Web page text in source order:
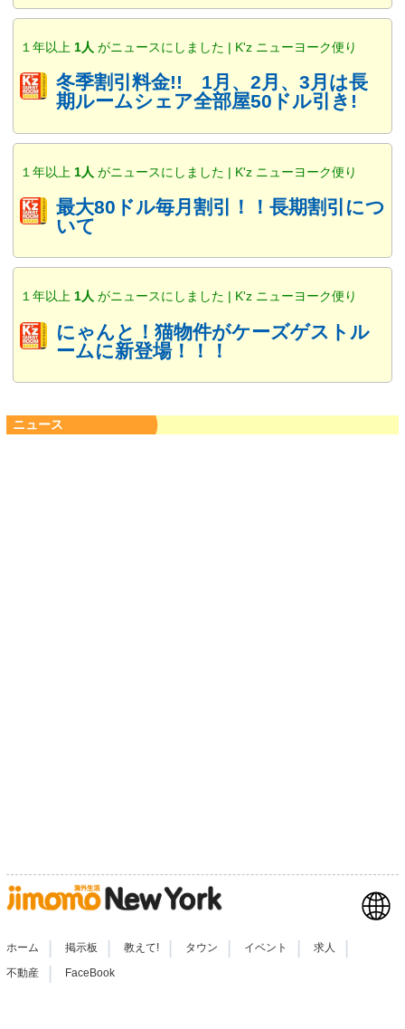
１年以上 1人 がニュースにしました | K'z ニューヨーク便り
冬季割引料金!! 1月、2月、3月は長
期ルームシェア全部屋50ドル引き!
１年以上 1人 がニュースにしました | K'z ニューヨーク便り
最大80ドル毎月割引！！長期割引につ
いて
１年以上 1人 がニュースにしました | K'z ニューヨーク便り
にゃんと！猫物件がケーズゲストル
ームに新登場！！！
ニュース
ホーム 掲示板 教えて! タウン イベント 求人
不動産 | FaceBook